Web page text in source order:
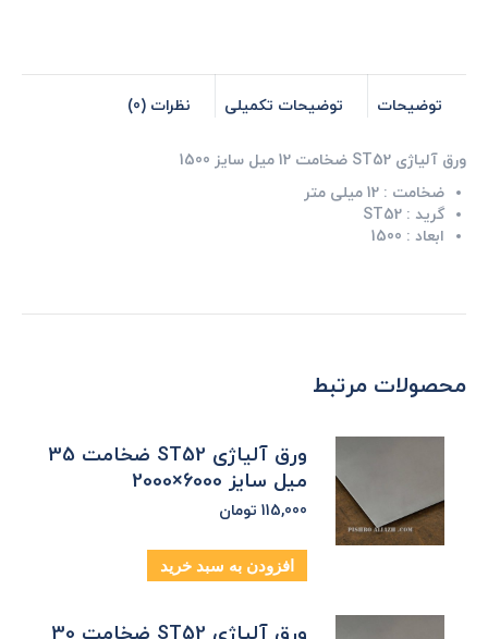
توضیحات توضیحات تکمیلی نظرات (0)
ورق آلیاژی ST52 ضخامت 12 میل سایز 1500
ضخامت : 12 میلی متر
گرید : ST52
ابعاد : 1500
محصولات مرتبط
ورق آلیاژی ST52 ضخامت 35
میل سایز 6000×2000
115,000 تومان
افزودن به سبد خرید